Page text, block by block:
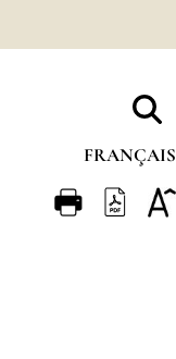
FRANÇAIS
FRANÇAIS